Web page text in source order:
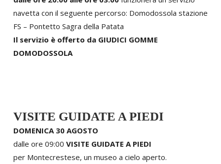
navetta con il seguente percorso: Domodossola stazione
FS – Pontetto Sagra della Patata
Il servizio è offerto da GIUDICI GOMME
DOMODOSSOLA
VISITE GUIDATE A PIEDI
DOMENICA 30 AGOSTO
dalle ore 09:00 VISITE GUIDATE A PIEDI
per Montecrestese, un museo a cielo aperto.